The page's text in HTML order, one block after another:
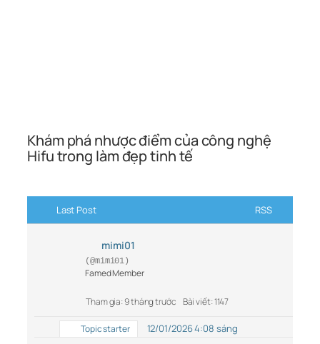
Khám phá nhược điểm của công nghệ
Hifu trong làm đẹp tinh tế
Last Post RSS
mimi01
(@mimi01)
Famed Member
Tham gia: 9 tháng trước Bài viết: 1147
Topic starter 12/01/2026 4:08 sáng